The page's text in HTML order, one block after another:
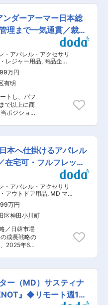
：展示会参
視点で商品
発ルートの
思決定に関
ジャー・ペ
品を自ら企
カーマ、
サンワ、
の新会社
年にカー
携を行い誕
」。 その
年にはサン
全子会社
ンナップの
付加価値の
きました。
販売して
拡大し続け
、今後の躍
画スタッフ
にも力を
薬品関連、
ことができ
で当社のヒ
自社商品の
ら販売・マ
関われるポ
発（配合検
に向けたコ
るチャンス
ドの新商品
事にも深く
ルを身に着
ールドは無
おります。
カル株式会
クラレ様な
つかんでい
るために、
別の勉強
の理解を進
発業務に携
踏んで幅広
！
ンダーアーマー日本総
理まで一気通貫／裁量
・アパレル・アクセサリ
レジャー用品, 商品企
企画 MD
万円
有明
トし、パフ
で以上に商
ポジション
／ウィメン
業務詳細
ための製品
加企画）
、市場・消
、チャネル
構成（日本
、に伴う企
成、調達連
き製品開発
ング）と共
を含めた企
製品開発に
ミーティン
（売上、
転・期末在
、展示会ア
店頭販促
社内連携・
本へ仕掛けるアパレル
宅可・フルフレック
・アパレル・アクセサリ
アウトドア用品, MD マ
ザー
万円
区神田小川町
／日韓市場
2025年6月
品ラインナ
が出来ます
トレンドを
さらに日本
ど、日韓市
ー（MD）サスティナ
』◆リモート週1日